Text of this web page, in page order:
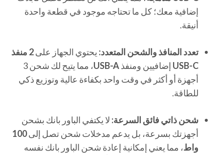
إضافية معك؛ كل ما تحتاجه موجود في قطعة واحدة
أنيقة.
تعدد المنافذ والشحن المتعدد: يحتوي الجهاز على
2 منفذ
USB-C إضافيين ومنفذUSB-A
، مما يتيح لك شحن 3
أجهزة أو أكثر في وقت واحد بكفاءة عالية وتوزيع ذكي
للطاقة.
شحن ذاتي فائق السرعة: لا يكتفي الباور بانك بشحن
أجهزتك بسرعة، بل يدعم مدخلات شحن تصل إلى100
واط، مما يعني إمكانية إعادة شحن الباور بانك نفسه